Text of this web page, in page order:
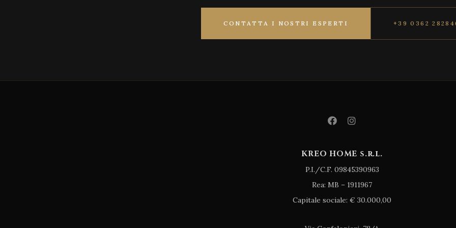
CONTATTA I NOSTRI ESPERTI +39 0362
KREO HOME s.r.l.
P.I./C.F. 09845390963
Rea: MB – 1911967
Capitale sociale: € 30.000,00